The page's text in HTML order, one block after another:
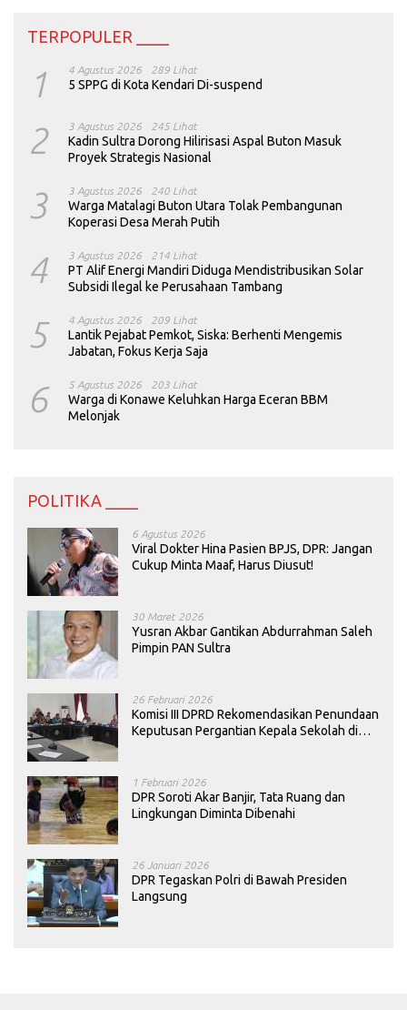
TERPOPULER ____
1 4 Agustus 2026 289 Lihat
5 SPPG di Kota Kendari Di-suspend
2 3 Agustus 2026 245 Lihat
Kadin Sultra Dorong Hilirisasi Aspal Buton Masuk
Proyek Strategis Nasional
3 3 Agustus 2026 240 Lihat
Warga Matalagi Buton Utara Tolak Pembangunan
Koperasi Desa Merah Putih
4 3 Agustus 2026 214 Lihat
PT Alif Energi Mandiri Diduga Mendistribusikan Solar
Subsidi Ilegal ke Perusahaan Tambang
5 4 Agustus 2026 209 Lihat
Lantik Pejabat Pemkot, Siska: Berhenti Mengemis
Jabatan, Fokus Kerja Saja
6 5 Agustus 2026 203 Lihat
Warga di Konawe Keluhkan Harga Eceran BBM
Melonjak
POLITIKA ____
6 Agustus 2026
Viral Dokter Hina Pasien BPJS, DPR: Jangan
Cukup Minta Maaf, Harus Diusut!
30 Maret 2026
Yusran Akbar Gantikan Abdurrahman Saleh
Pimpin PAN Sultra
26 Februari 2026
Komisi III DPRD Rekomendasikan Penundaan
Keputusan Pergantian Kepala Sekolah di
1 Februari 2026
DPR Soroti Akar Banjir, Tata Ruang dan
Lingkungan Diminta Dibenahi
26 Januari 2026
DPR Tegaskan Polri di Bawah Presiden
Langsung